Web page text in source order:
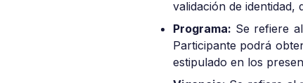
validación de identidad,
Programa: Se refiere
Participante podrá
estipulado en los